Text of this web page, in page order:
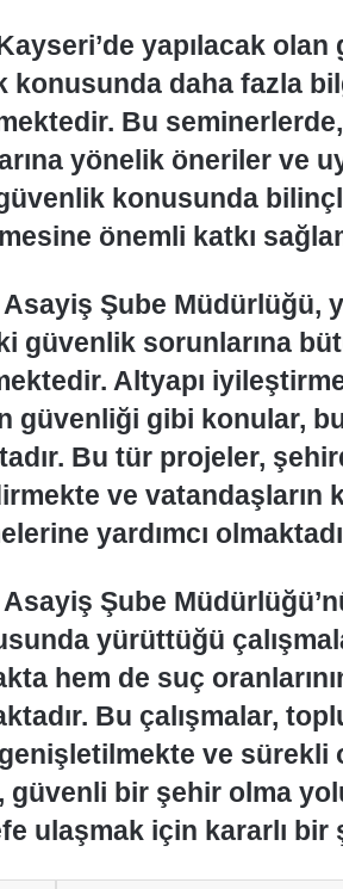
yapılacak
konusunda daha fazla
Bu
yönelik öneriler ve
konusunda
önemli katkı
Şube Müdürlüğü,
güvenlik sorunlarına
Altyapı
güvenliği gibi konular,
Bu tür projeler,
ve vatandaşların
yardımcı
Şube
yürüttüğü
hem de suç
Bu çalışmalar,
ve sürekli
güvenli bir şehir olma
ulaşmak için kararlı